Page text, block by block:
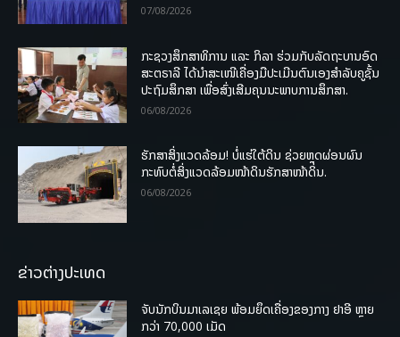
07/08/2026
ກະຊວງສຶກສາທິການ ແລະ ກິລາ ຮ່ວມກັບລັດຖະບານອົດ
ສະຕຣາລີ ໄດ້ນຳສະເໜີເຄື່ອງມືປະເມີນຕົນເອງສຳລັບຄູຊັ້ນ
ປະຖົມສຶກສາ ເພື່ອສົ່ງເສີມຄຸນນະພາບການສຶກສາ.
06/08/2026
ຮັກສາສິ່ງແວດລ້ອມ! ບໍ່ແຮ່ໃຕ້ດິນ ຊ່ວຍຫຼຸດຜ່ອນຜົນ
ກະທົບຕໍ່ສິ່ງແວດລ້ອມໜ້າດິນຮັກສາໜ້າດິນ.
06/08/2026
ຂ່າວຕ່າງປະເທດ
ຈັບນັກບິນມາເລເຊຍ ພ້ອມຍຶດເຄື່ອງຂອງກາງ ຢາອີ ຫຼາຍ
ກວ່າ 70,000 ເມັດ